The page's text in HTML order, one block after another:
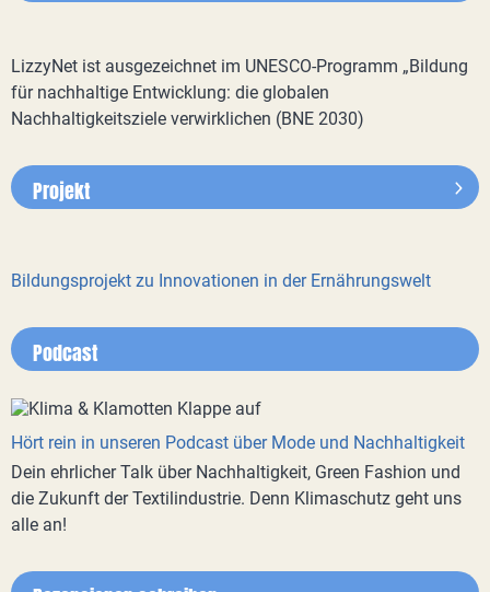
LizzyNet ist ausgezeichnet im UNESCO-Programm „Bildung
für nachhaltige Entwicklung: die globalen
Nachhaltigkeitsziele verwirklichen (BNE 2030)
Projekt
Bildungsprojekt zu Innovationen in der Ernährungswelt
Podcast
Hört rein in unseren Podcast über Mode und Nachhaltigkeit
Dein ehrlicher Talk über Nachhaltigkeit, Green Fashion und
die Zukunft der Textilindustrie. Denn Klimaschutz geht uns
alle an!